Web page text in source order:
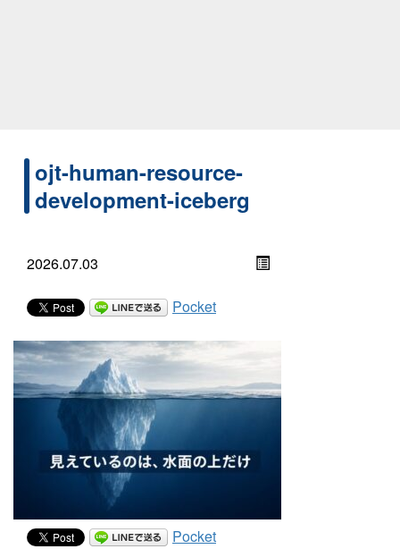
ojt-human-resource-
development-iceberg
2026.07.03
Pocket
Pocket